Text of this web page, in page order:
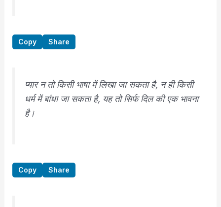
Copy Share
प्यार न तो किसी भाषा में लिखा जा सकता है, न ही किसी
धर्म में बांधा जा सकता है, यह तो सिर्फ दिल की एक भावना
है।
Copy Share